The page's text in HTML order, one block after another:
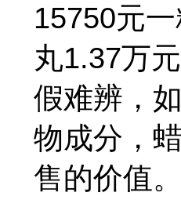
15750元
丸1.37万
假难辨，
物成分，
售的价值